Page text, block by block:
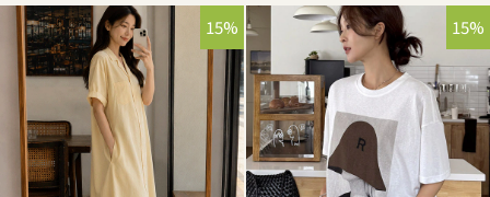
15% 15%